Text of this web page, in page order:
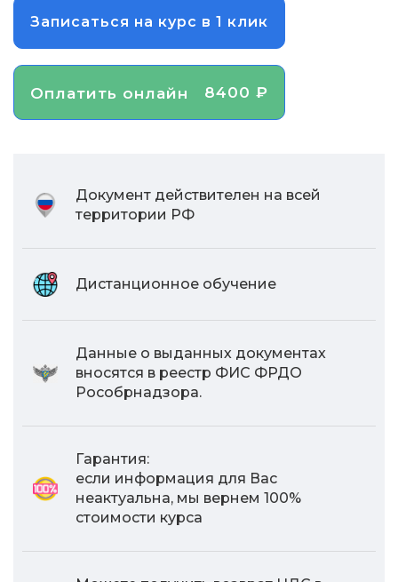
Записаться на курс в 1 клик
Оплатить онлайн 8400 ₽
Документ действителен на всей
территории РФ
Дистанционное обучение
Данные о выданных документах
вносятся в реестр ФИС ФРДО
Рособрнадзора.
Гарантия:
если информация для Вас
неактуальна, мы вернем 100%
стоимости курса